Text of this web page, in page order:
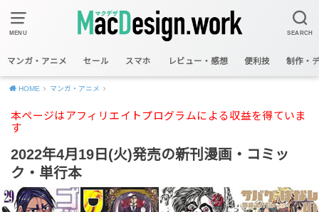
MENU SEARCH
マンガ・アニメ セール スマホ レビュー・感想 便利技 制作・
HOME マンガ・アニメ
本ページはアフィリエイトプログラムによる収益を得ていま
す
2022年4月19日(火)発売の新刊漫画・コミッ
ク・単行本